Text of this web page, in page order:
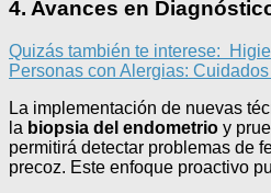
4. Avances en
Quizás también te interese:
Personas con Alergias:
La implementación de nuevas
la biopsia del endometrio y
permitirá detectar problemas de
precoz. Este enfoque proactivo